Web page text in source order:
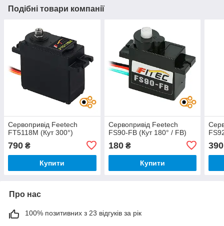
Подібні товари компанії
Сервопривід Feetech
FT5118M (Кут 300°)
790 ₴
Купити
Сервопривід Feetech
FS90-FB (Кут 180° / FB)
180₴
Купити
390
Про нас
100% позитивних з 23 відгуків за рік